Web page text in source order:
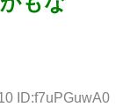
ID:f7uPGuwA0